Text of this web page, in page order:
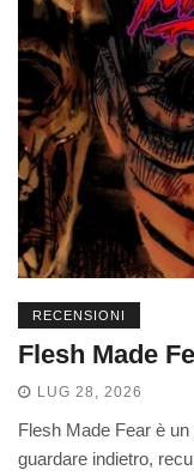
RECENSIONI
Flesh Made
LUG 28, 2026
Flesh Made Fear è
guardare indietro,